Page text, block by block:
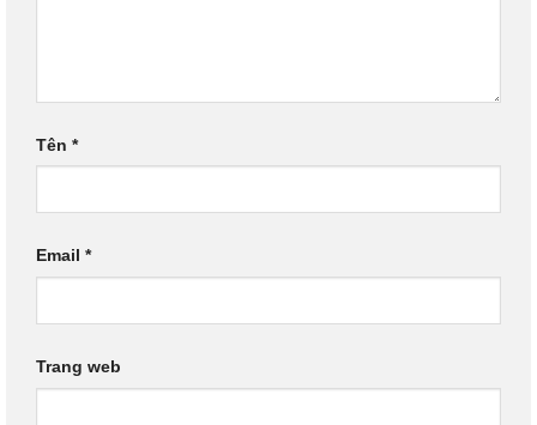
Tên *
Email *
Trang web